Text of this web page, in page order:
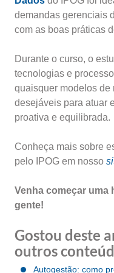
demandas gerenciais
com as boas práticas
Durante o curso, o
tecnologias e
quaisquer modelos de
desejáveis para atuar
proativa e equilibrada.
Conheça mais sobre
pelo IPOG em nosso
Venha começar uma
gente!
Gostou deste
outros
Autogestão: como